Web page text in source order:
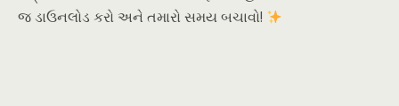
જ ડાઉનલોડ કરો અને તમારો સમય બચાવો!